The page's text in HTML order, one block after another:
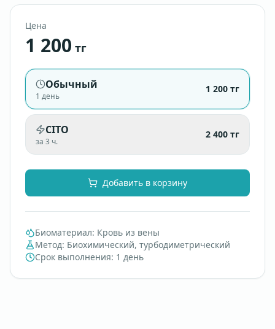
Цена
1 200 тг
Обычный
1 день
1 200 тг
CITO
за 3 ч.
2 400 тг
Добавить в корзину
Биоматериал: Кровь из вены
Метод: Биохимический, турбодиметрический
Срок выполнения: 1 день